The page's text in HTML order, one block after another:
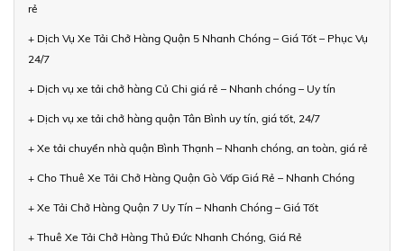
rẻ
+ Dịch Vụ Xe Tải Chở Hàng Quận 5 Nhanh Chóng – Giá Tốt – Phục Vụ
24/7
+ Dịch vụ xe tải chở hàng Củ Chi giá rẻ – Nhanh chóng – Uy tín
+ Dịch vụ xe tải chở hàng quận Tân Bình uy tín, giá tốt, 24/7
+ Xe tải chuyển nhà quận Bình Thạnh – Nhanh chóng, an toàn, giá rẻ
+ Cho Thuê Xe Tải Chở Hàng Quận Gò Vấp Giá Rẻ – Nhanh Chóng
+ Xe Tải Chở Hàng Quận 7 Uy Tín – Nhanh Chóng – Giá Tốt
+ Thuê Xe Tải Chở Hàng Thủ Đức Nhanh Chóng, Giá Rẻ